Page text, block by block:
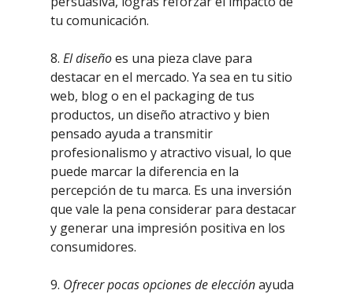
tu comunicación.
8. El diseñoes una pieza clave para
destacar en el mercado. Ya sea en tu sitio
web, blog o en el packaging de tus
productos, un diseño atractivo y bien
pensado ayuda a transmitir
profesionalismo y atractivo visual, lo que
puede marcar la diferencia en la
percepción de tu marca. Es una inversión
que vale la pena considerar para destacar
y generar una impresión positiva en los
consumidores.
9. Ofrecer pocas opciones de elecciónayuda